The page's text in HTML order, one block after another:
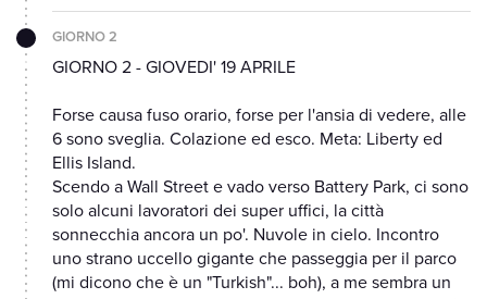
GIORNO 2
GIORNO 2 - GIOVEDI' 19 APRILE
Forse causa fuso orario, forse per l'ansia di vedere, alle
6 sono sveglia. Colazione ed esco. Meta: Liberty ed
Ellis Island.
Scendo a Wall Street e vado verso Battery Park, ci sono
solo alcuni lavoratori dei super uffici, la città
sonnecchia ancora un po'. Nuvole in cielo. Incontro
uno strano uccello gigante che passeggia per il parco
(mi dicono che è un "Turkish"... boh), a me sembra un